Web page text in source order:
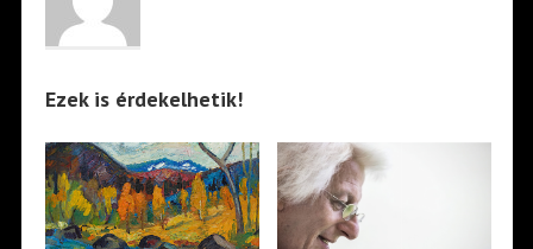
Ezek is érdekelhetik!